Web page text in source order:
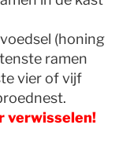
(honing
ramen
vier of vijf
verwisselen!